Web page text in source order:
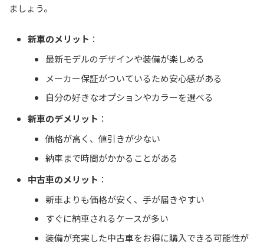
ましょう。
新車のメリット ：
最新モデルのデザインや装備が楽しめる
メーカー保証がついているため安心感がある
自分の好きなオプションやカラーを選べる
新車のデメリット ：
価格が高く、値引きが少ない
納車まで時間がかかることがある
中古車のメリット ：
新車よりも価格が安く、手が届きやすい
すぐに納車されるケースが多い
装備が充実した中古車をお得に購入できる可能性が